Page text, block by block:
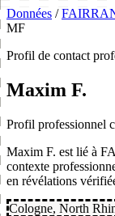
Données /
MF
Profil de contact
Maxim F.
Profil professionnel
Maxim F. est lié à
contexte
en révélations
Cologne, North